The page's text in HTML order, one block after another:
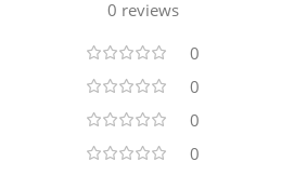
0 reviews
0
0
0
0